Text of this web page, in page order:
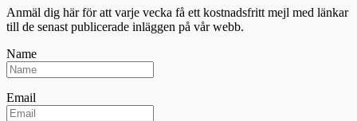
Anmäl dig här för att varje vecka få ett kostnadsfritt mejl med länkar
till de senast publicerade inläggen på vår webb.
Name
Email